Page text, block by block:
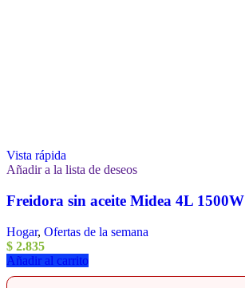
Vista rápida
Añadir a la lista de deseos
Freidora sin aceite Midea 4L 1500W
Hogar, Ofertas de la semana
$ 2.835
Añadir al carrito